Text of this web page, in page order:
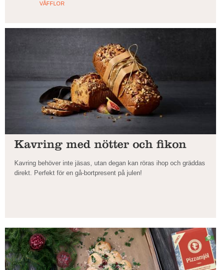
VÅFFLOR
Kavring med nötter och fikon
Kavring behöver inte jäsas, utan degan kan röras ihop och gräddas
direkt. Perfekt för en gå-bortpresent på julen!